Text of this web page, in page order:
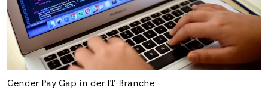
Gender Pay Gap in der IT-Branche